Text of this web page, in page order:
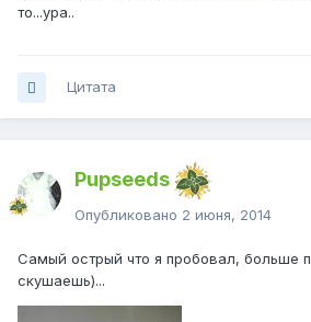
то...ура..
Цитата
Pupseeds
Опубликовано 2 июня, 2014
Самый острый что я пробовал, больше
скушаешь)...